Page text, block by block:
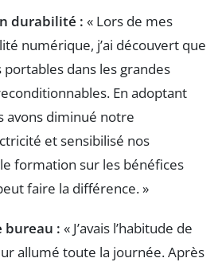
durabilité : « Lors de mes
numérique, j’ai découvert que
dans les grandes
En adoptant
avons diminué notre
et sensibilisé nos
formation sur les bénéfices
faire la différence. »
bureau : « J’avais l’habitude de
allumé toute la journée. Après